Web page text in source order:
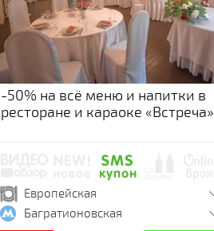
-50% на всё меню и напитки в
ресторане и караоке «Встреча»
Европейская
Багратионовская